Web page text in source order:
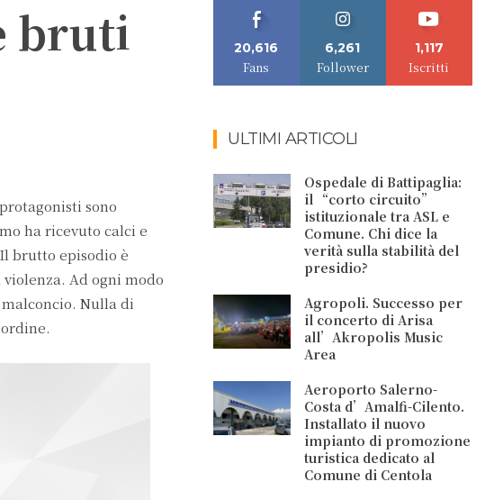
bruti
sono
ha ricevuto calci e
brutto episodio è
Ad ogni modo
Nulla di
20,616
Fans
6,261
Follower
1,117
Iscritti
ULTIMI ARTICOLI
Ospedale di Battipaglia:
il “corto circuito”
istituzionale tra ASL e
Comune. Chi dice la
verità sulla stabilità del
presidio?
Agropoli. Successo per
il concerto di Arisa
all’Akropolis Music
Area
Aeroporto Salerno-
Costa d’Amalfi-Cilento.
Installato il nuovo
impianto di promozione
turistica dedicato al
Comune di Centola